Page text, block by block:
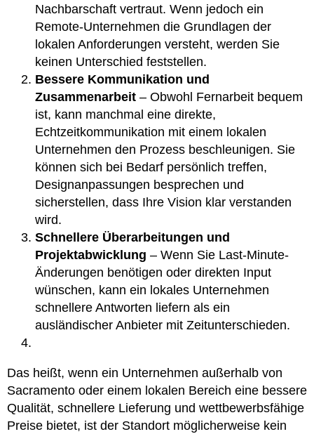
Nachbarschaft vertraut. Wenn jedoch ein
Remote-Unternehmen die Grundlagen der
lokalen Anforderungen versteht, werden Sie
keinen Unterschied feststellen.
Bessere Kommunikation und
Zusammenarbeit – Obwohl Fernarbeit bequem
ist, kann manchmal eine direkte,
Echtzeitkommunikation mit einem lokalen
Unternehmen den Prozess beschleunigen. Sie
können sich bei Bedarf persönlich treffen,
Designanpassungen besprechen und
sicherstellen, dass Ihre Vision klar verstanden
wird.
Schnellere Überarbeitungen und
Projektabwicklung – Wenn Sie Last-Minute-
Änderungen benötigen oder direkten Input
wünschen, kann ein lokales Unternehmen
schnellere Antworten liefern als ein
ausländischer Anbieter mit Zeitunterschieden.
Das heißt, wenn ein Unternehmen außerhalb von
Sacramento oder einem lokalen Bereich eine bessere
Qualität, schnellere Lieferung und wettbewerbsfähige
Preise bietet, ist der Standort möglicherweise kein